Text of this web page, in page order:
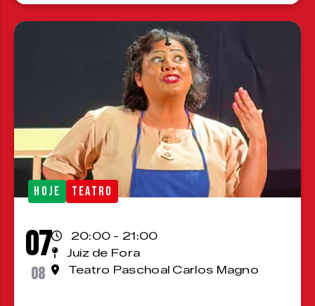
HOJE TEATRO
07
08
20:00 - 21:00
Juiz de Fora
Teatro Paschoal Carlos Magno